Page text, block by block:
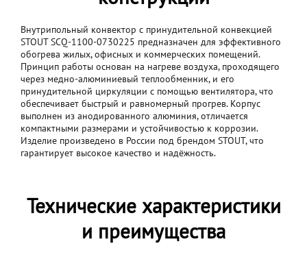
Внутрипольный конвектор с принудительной конвекцией
STOUT SCQ-1100-0730225 предназначен для эффективного
обогрева жилых, офисных и коммерческих помещений.
Принцип работы основан на нагреве воздуха, проходящего
через медно-алюминиевый теплообменник, и его
принудительной циркуляции с помощью вентилятора, что
обеспечивает быстрый и равномерный прогрев. Корпус
выполнен из анодированного алюминия, отличается
компактными размерами и устойчивостью к коррозии.
Изделие произведено в России под брендом STOUT, что
гарантирует высокое качество и надёжность.
Технические характеристики
и преимущества